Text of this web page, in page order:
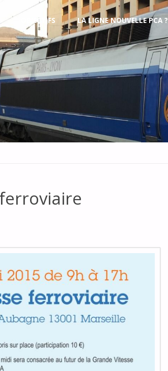
OBJECTIFS LA LIGNE NOUVELLE PCA ?